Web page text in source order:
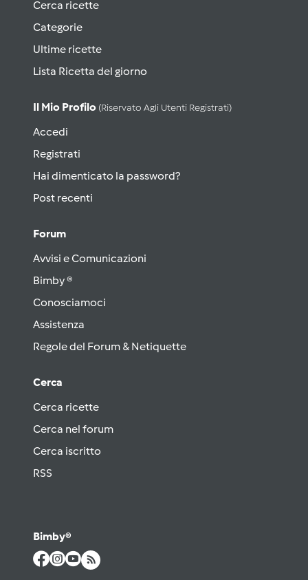
Cerca ricette
Categorie
Ultime ricette
Lista Ricetta del giorno
Il Mio Profilo (riservato Agli Utenti Registrati)
Accedi
Registrati
Hai dimenticato la password?
Post recenti
Forum
Avvisi e Comunicazioni
Bimby ®
Conosciamoci
Assistenza
Regole del Forum & Netiquette
Cerca
Cerca ricette
Cerca nel forum
Cerca iscritto
RSS
Bimby®